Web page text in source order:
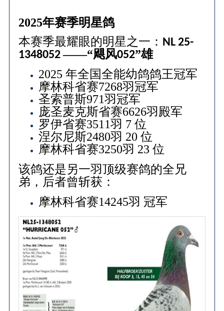
2025年赛季明星鸽
本赛季最耀眼的明星之一： NL 25-
1348052——“飓风052”雄
2025 年全国全能幼鸽鸽王冠军
摩林科省赛7268羽冠军
圣索普斯971羽冠军
庞圣麦克斯省赛6626羽殿军
罗伊省赛3511羽 7 位
涅尔尼斯2480羽 20 位
摩林科省赛3250羽 23 位
该鸽还是另一羽顶级赛鸽的全兄
弟，后者曾斩获：
摩林科省赛14245羽 冠军